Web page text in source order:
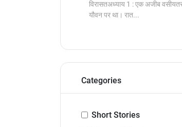
विरासतअध्याय 1 : एक अजीब
यौवन पर था। रात...
Categories
Short Stories